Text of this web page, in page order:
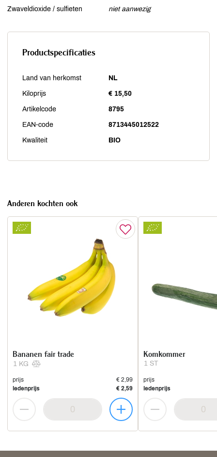
Zwaveldioxide / sulfieten
niet aanwezig
Productspecificaties
Land van herkomst NL
Kiloprijs € 15,50
Artikelcode 8795
EAN-code 8713445012522
Kwaliteit BIO
Anderen kochten ook
1 KG
Bananen fair trade
prijs
€ 2,99
ledenprijs
€ 2,59
1 ST
Komkommer
prijs
ledenprijs